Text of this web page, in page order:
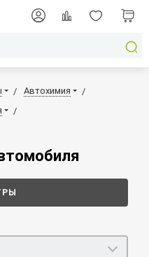
Автохимия